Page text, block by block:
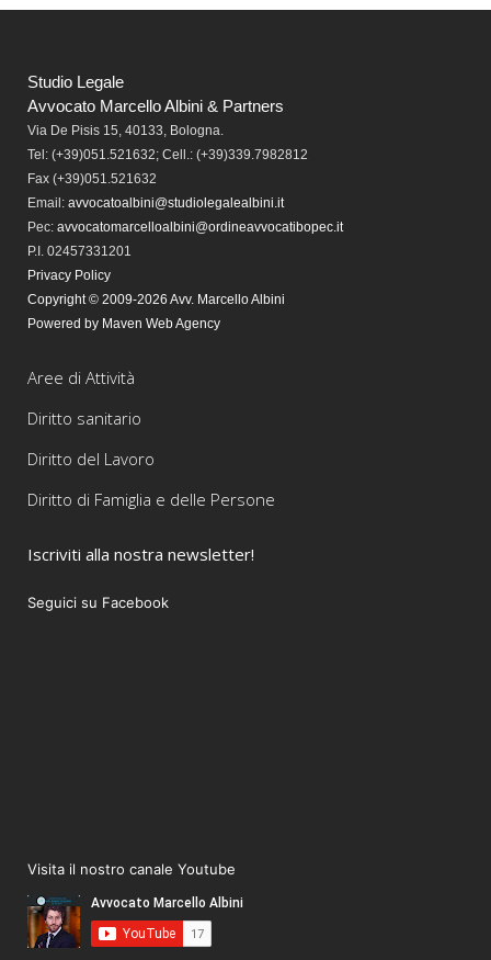
Studio Legale
Avvocato Marcello Albini & Partners
Via De Pisis 15, 40133, Bologna.
Tel: (+39)051.521632; Cell.: (+39)339.7982812
Fax (+39)051.521632
Email: avvocatoalbini@studiolegalealbini.it
Pec: avvocatomarcelloalbini@ordineavvocatibopec.it
P.I. 02457331201
Privacy Policy
Copyright © 2009-2026 Avv. Marcello Albini
Powered by Maven Web Agency
Aree di Attività
Diritto sanitario
Diritto del Lavoro
Diritto di Famiglia e delle Persone
Iscriviti alla nostra newsletter!
Seguici su Facebook
Visita il nostro canale Youtube